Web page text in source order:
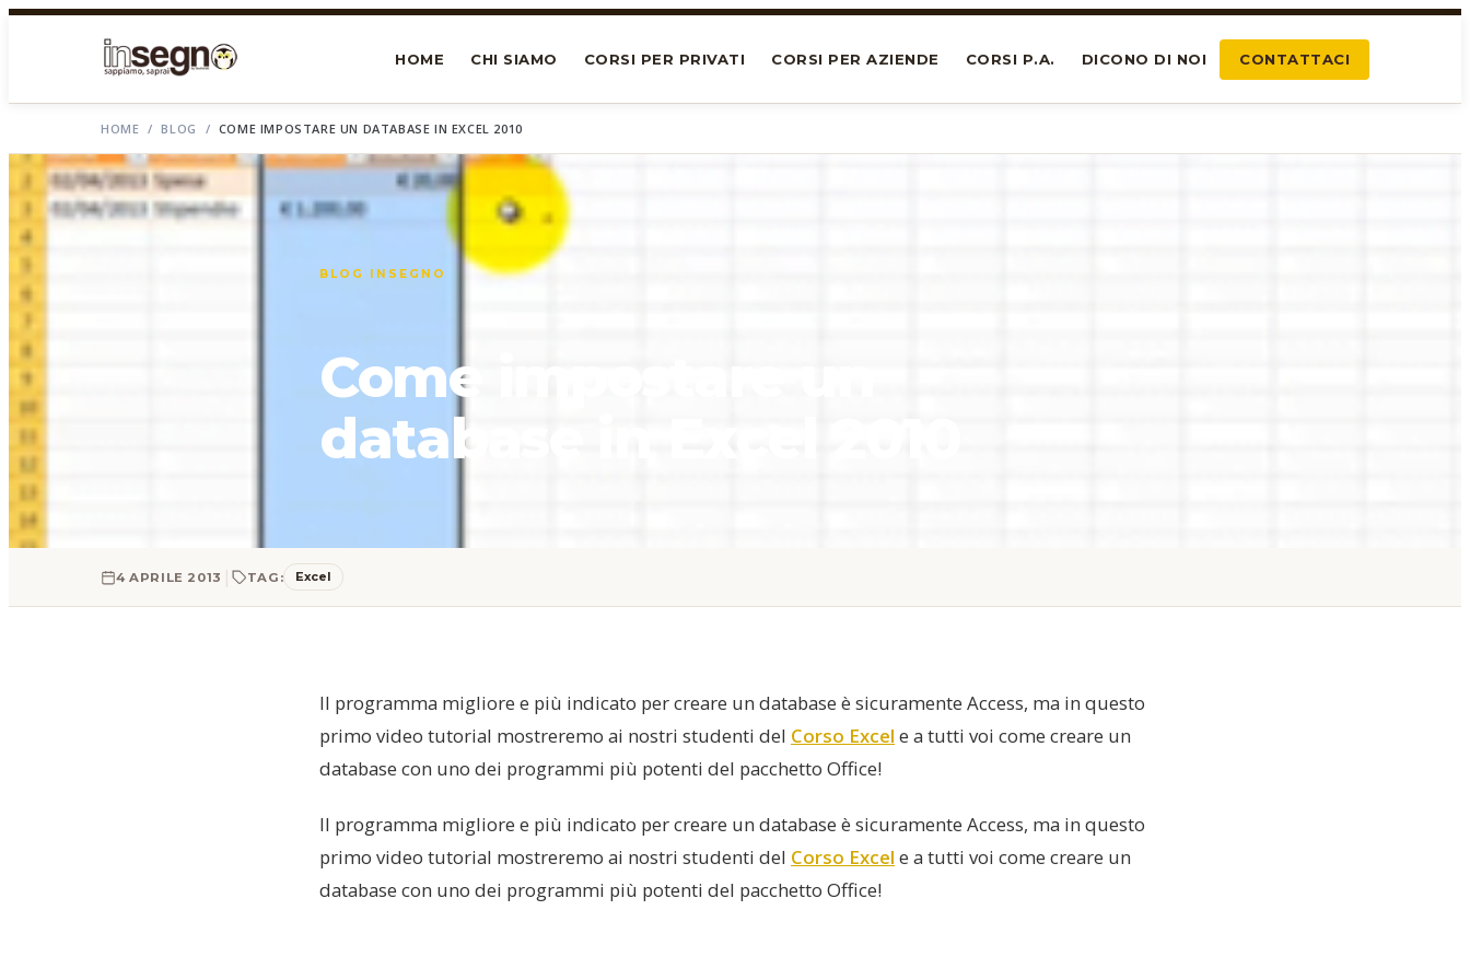
HOME CHI SIAMO CORSI PER PRIVATI CORSI PER AZIENDE CORSI P.A. DICONO DI NOI CONTATTACI
HOME / BLOG / COME IMPOSTARE UN DATABASE IN EXCEL 2010
BLOG INSEGNO
Come impostare un
database in Excel 2010
4 APRILE 2013 | TAG: Excel
Il programma migliore e più indicato per creare un database è sicuramente Access, ma in questo
primo video tutorial mostreremo ai nostri studenti del Corso Excel e a tutti voi come creare un
database con uno dei programmi più potenti del pacchetto Office!
Il programma migliore e più indicato per creare un database è sicuramente Access, ma in questo
primo video tutorial mostreremo ai nostri studenti del Corso Excel e a tutti voi come creare un
database con uno dei programmi più potenti del pacchetto Office!